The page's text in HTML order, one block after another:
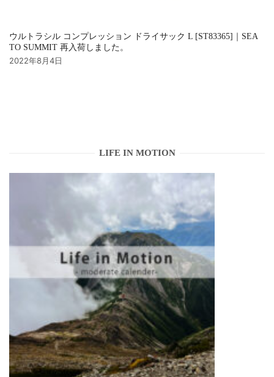
ウルトラシル コンプレッション ドライサック L [ST83365]｜SEA
TO SUMMIT 再入荷しました。
2022年8月4日
LIFE IN MOTION